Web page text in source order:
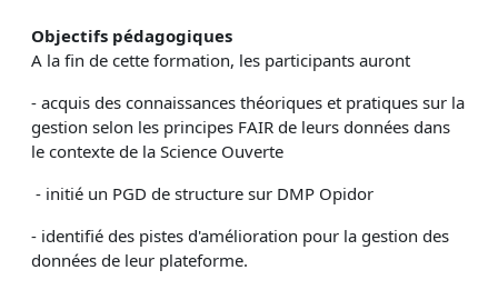
Objectifs pédagogiques
A la fin de cette formation, les participants auront
- acquis des connaissances théoriques et pratiques sur la
gestion selon les principes FAIR de leurs données dans
le contexte de la Science Ouverte
- initié un PGD de structure sur DMP Opidor
- identifié des pistes d'amélioration pour la gestion des
données de leur plateforme.